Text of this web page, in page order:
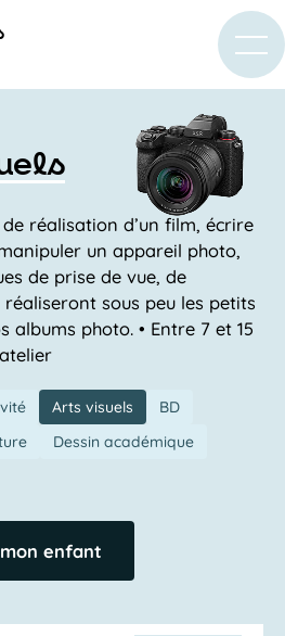
réalisation d’un film, écrire
un appareil photo,
de prise de vue, de
sous peu les petits
albums photo. • Entre 7 et 15
Arts visuels
BD
Dessin académique
enfant